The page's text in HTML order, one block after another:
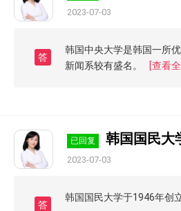
2023-07-03
答
韩国中央大学是韩国一所
新闻系较有盛名。
[查看全
已回复 韩国国民大
2023-07-03
答
韩国国民大学于1946年创